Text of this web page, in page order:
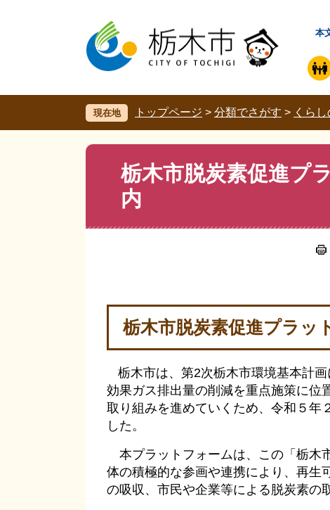
で
ば
本
現在地 トップページ > 分類でさがす > くら
栃木市脱炭素促進プ
内
栃木市脱炭素促進プラッ
栃木市は、第2次栃木市環境基本計
効果ガス排出量の削減を重点施策に位
取り組みを進めていくため、令和５年
した。
本プラットフォームは、この「栃木
体の積極的な参画や連携により、再生
の吸収、市民や企業等による脱炭素